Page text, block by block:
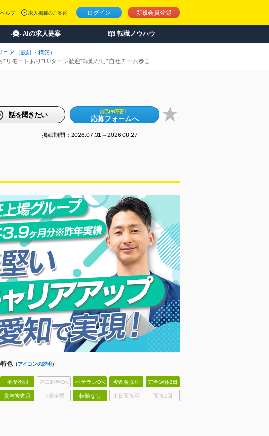
ログイン 新規会員登録
ヘルプ 求人掲載のご案内
AIの求人提案 転職ノウハウ
ア（設計・構築）
*リモートあり*U/Iターン歓迎*転勤なし*自社チーム参画
話を聞きたい 自己PR不要！
応募フォームへ
掲載期間：2026.07.31～2026.08.27
色（アイコンの説明）
学歴不問 第二新卒OK ベテランOK 複数名採用 完全週休2日
賞与複数月 上場企業 転勤なし 土日面接可 面接1回